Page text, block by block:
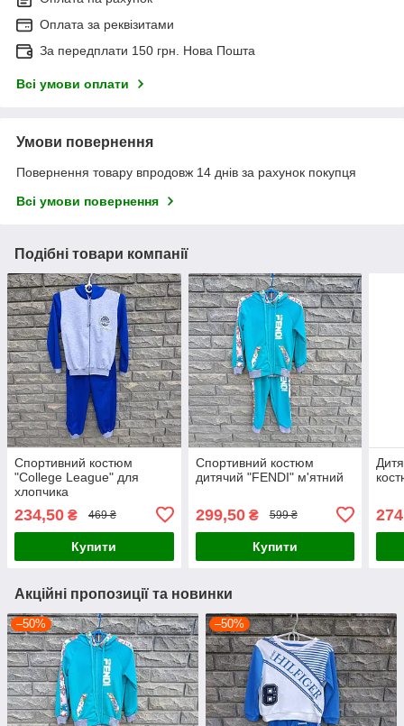
Оплата за реквізитами
За передплати 150 грн. Нова Пошта
Всі умови оплати
Умови повернення
Повернення товару впродовж 14 днів за рахунок покупця
Всі умови повернення
Подібні товари компанії
Спортивний костюм
"College League" для
хлопчика
234,50 ₴ 469 ₴
Купити
Спортивний костюм
дитячий "FENDI" м'ятний
299,50₴ 599 ₴
Купити
Акційні пропозиції та новинки
–50% –50%